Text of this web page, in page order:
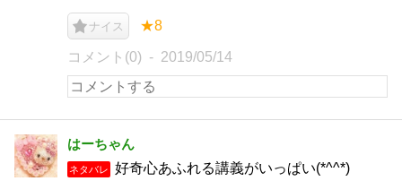
ナイス ★8
コメント(0) 2019/05/14
はーちゃん
ネタバレ 好奇心あふれる講義がいっぱい(*^^*)